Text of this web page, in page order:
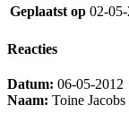
Geplaatst op 02-
Reacties
Datum: 06-05-2012
Naam: Toine Jacobs